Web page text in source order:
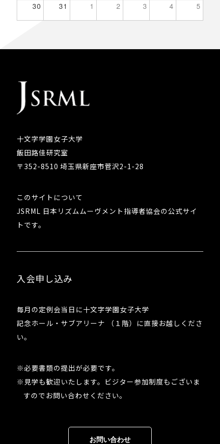
30 31 1 2 3 4 5
十文字学園女子大学
飯田路佳研究室
〒352-8510 埼玉県新座市菅沢2-1-28
このサイトについて
JSRML 日本リズムムーヴメント指導者協会の公式サイ
トです。
入会申し込み
毎月の定例会当日に十文字学園女子大学
記念ホール・サブアリーナ （１階）に直接お越しくださ
い。
※必要書類の提出が必要です。
※見学も歓迎いたします。ビジター参加制度もございま
すのでお問い合わせください。
お問い合わせ